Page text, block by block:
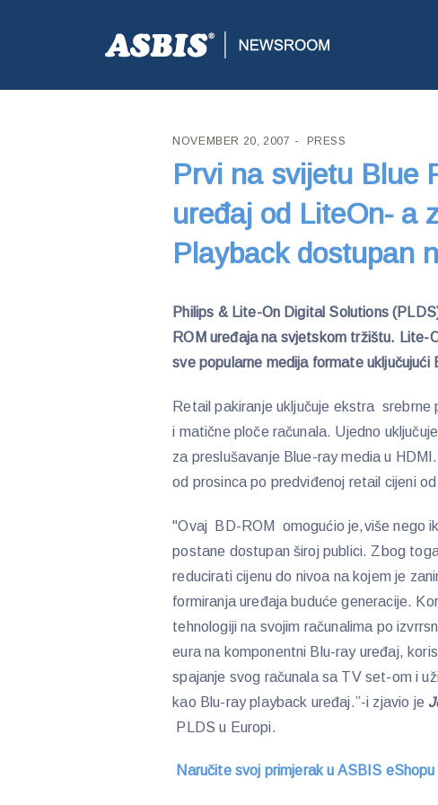
ASBIS CROATIA>PRESS> PRVI NA SVIJETU BLUE RAY
NOVEMBER 20, 2007 PRESS
Prvi na svijetu Blue
uređaj od LiteOn- a
Playback dostupan
Philips & Lite-On Digital Solutions
ROM uređaja na svjetskom tržištu. Lite-
sve popularne medija formate uključujući
Retail pakiranje uključuje ekstra srebrne
i matične ploče računala. Ujedno
za preslušavanje Blue-ray media u
od prosinca po predviđenoj retail cijeni
"Ovaj BD-ROM omogućio je,više nego
postane dostupan široj publici. Zbog
reducirati cijenu do nivoa na kojem je
formiranja uređaja buduće generacije.
tehnologiji na svojim računalima po
eura na komponentni Blu-ray uređaj,
spajanje svog računala sa TV set-om i
kao Blu-ray playback uređaj.”-i zjavio je
PLDS u Europi.
Naručite svoj primjerak u ASBIS eShopu